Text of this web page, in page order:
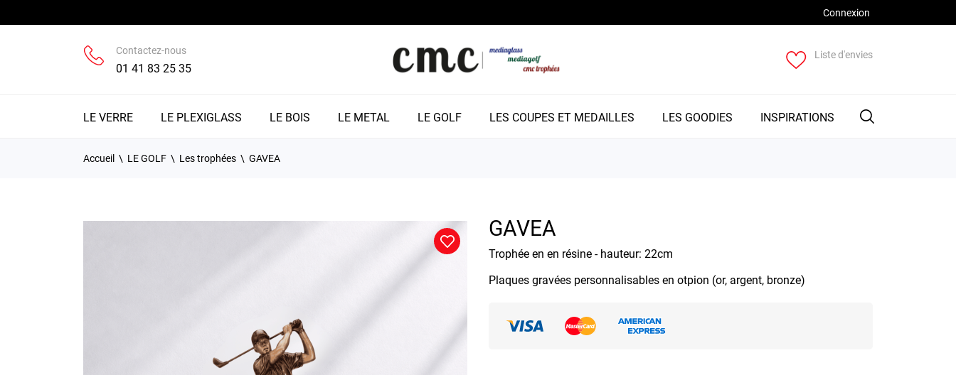
Connexion
Contactez-nous
01 41 83 25 35
Liste d'envies
LE VERRE LE PLEXIGLASS LE BOIS LE METAL LE GOLF LES COUPES ET MEDAILLES LES GOODIES INSPIRATIONS
Accueil LE GOLF Les trophées GAVEA
GAVEA
Trophée en en résine - hauteur: 22cm
Plaques gravées personnalisables en otpion (or, argent, bronze)